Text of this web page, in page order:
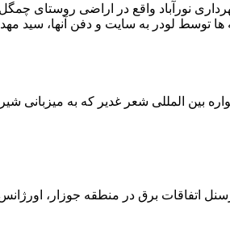
نورآباد واقع در اراضی روستای
بین المللی شعر غدیر که به میزبانی
اتفاقات برق در منطقه جوزار،